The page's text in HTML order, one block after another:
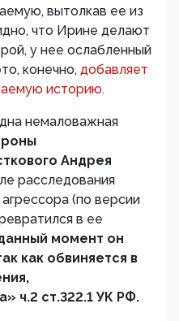
вытолкав ее из
что Ирине делают
у нее ослабленный
конечно, добавляет
историю.
немаловажная
Андрея
расследования
(по версии
в ее
момент он
как обвиняется в
ч.2 ст.322.1 УК РФ.